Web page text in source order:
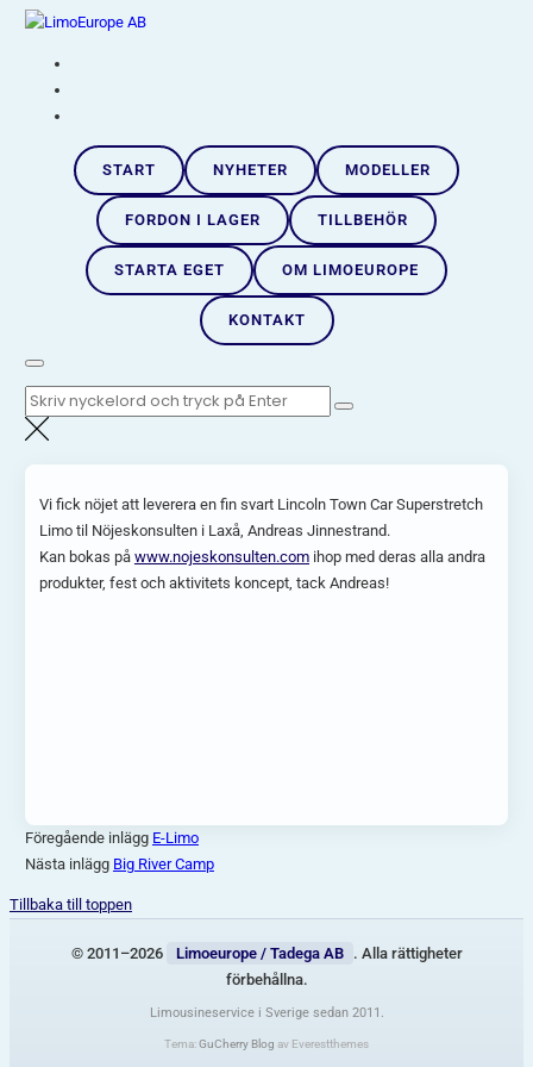
Hoppa
LimoEurope AB
Skandinaviens största limousineimportör |
START NYHETER MODELLER
FORDON I LAGER TILLBEHÖR
STARTA EGET OM LIMOEUROPE
KONTAKT
Sök
efter:
Vi fick nöjet att leverera en fin svart Lincoln Town Car Superstretch
Limo til Nöjeskonsulten i Laxå, Andreas Jinnestrand.
Kan bokas på www.nojeskonsulten.comihop med deras alla andra
produkter, fest och aktivitets koncept, tack Andreas!
Föregående inlägg E-Limo
Nästa inlägg Big River Camp
Tillbaka till toppen
© 2011–2026 Limoeurope / Tadega AB
. Alla rättigheter
förbehållna.
Limousineservice i Sverige sedan 2011.
Tema:GuCherry Blog av Everestthemes